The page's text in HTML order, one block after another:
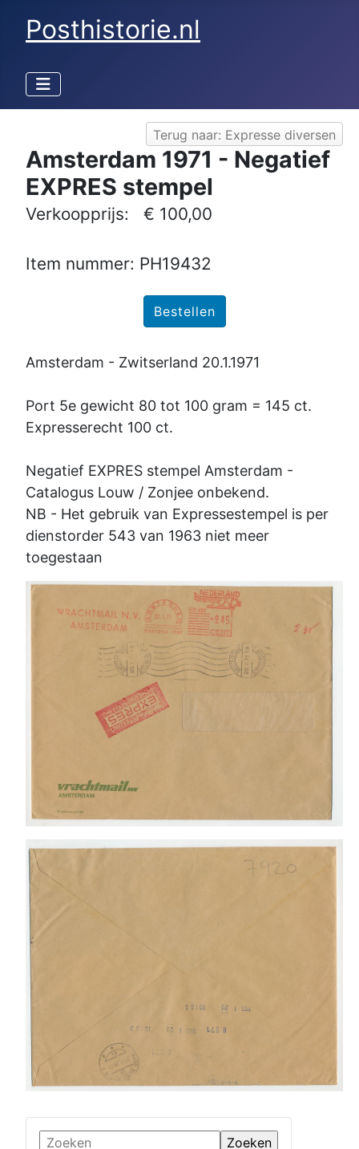
Posthistorie.nl
Terug naar: Expresse diversen
Amsterdam 1971 - Negatief
EXPRES stempel
Verkoopprijs: € 100,00
Item nummer: PH19432
Amsterdam - Zwitserland 20.1.1971
Port 5e gewicht 80 tot 100 gram = 145 ct.
Expresserecht 100 ct.
Negatief EXPRES stempel Amsterdam -
Catalogus Louw / Zonjee onbekend.
NB - Het gebruik van Expressestempel is per
dienstorder 543 van 1963 niet meer
toegestaan